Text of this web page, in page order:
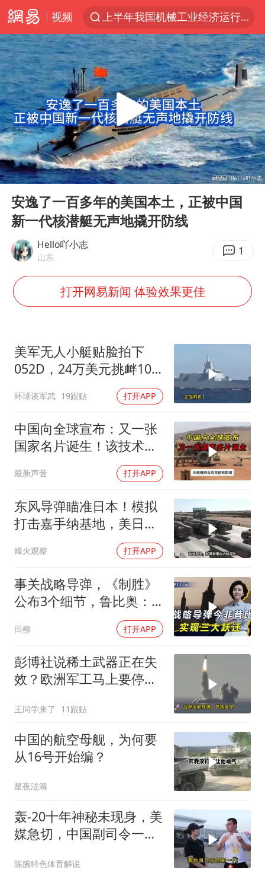
视频
上半年我国机械工业经济运行稳中有进
A股三大股指收涨
台风“白海豚”体型变大！环流面积接近13个浙江那么大
“立秋的第一杯奶茶”又爆单了
河南撤回“领导带薪错峰休假”通知
直击泰国校园6死枪击案现场
四川宜宾市高县发生4.9级地震
国防部：坚决反制任何闹海挑衅图谋
台湾海峡南口北上船舶实施交通管制
方程豹钛9新车申报
向鹏0-3不敌张本智和
今日立秋你咬秋了吗
东方之约 相约未来
Play
00:00 07:14
安逸了一百多年的美国本土，正被中国
新一代核潜艇无声地撬开防线
Hello吖小志
山东 1
打开网易新闻 体验效果更佳
美军无人小艇贴脸拍下
052D，24万美元挑衅10
亿美元大驱，这是要搞新
战法？
环球谈军武 19跟贴 打开APP
中国向全球宣布：又一张
国家名片诞生！该技术全
最新声音 打开APP
东风导弹瞄准日本！模拟
打击嘉手纳基地，美日敢
烽火观察 打开APP
事关战略导弹，《制胜》
公布3个细节，鲁比奥：
田柳 打开APP
彭博社说稀土武器正在失
效？欧洲军工马上要停
解近渴
王同学来了 11跟贴
中国的航空母舰，为何要
从16号开始编？
星夜涟漪
轰-20十年神秘未现身，美
媒急切，中国副司令一句
陈腕特色体育解说